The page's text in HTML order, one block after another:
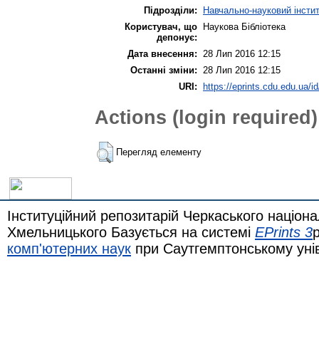
Підрозділи:
Навчально-науковий
Користувач, що
депонує:
Наукова Бібліотека
Дата внесення:
28 Лип 2016 12:15
Останні зміни:
28 Лип 2016 12:15
URI: https://eprints.cdu.edu.ua/
Actions (login required)
Перегляд елементу
Інституційний репозитарій Черкаського
Хмельницького Базується на системі EPrints 3
комп'ютерних наук при Саутгемптонському